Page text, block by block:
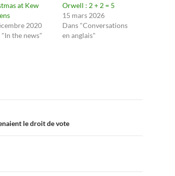
at Kew
2020
"In the news"
Orwell : 2 + 2 = 5
15 mars 2026
Dans "Conversations
en anglais"
le droit de vote